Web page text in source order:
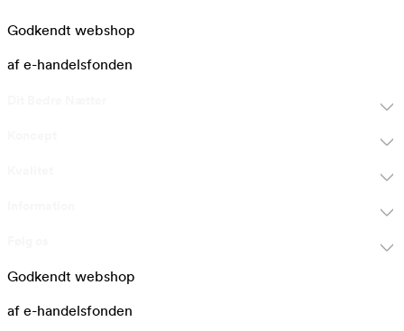
Godkendt webshop
af e-handelsfonden
Godkendt webshop
af e-handelsfonden